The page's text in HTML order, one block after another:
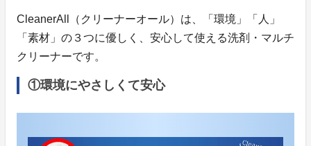
CleanerAll（クリーナーオール）は、「環境」「人」
「素材」の３つに優しく、安心して使える洗剤・マルチ
クリーナーです。
①環境にやさしくて安心